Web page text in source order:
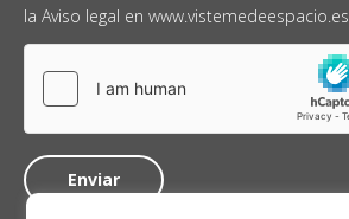
la Aviso legal en www.vistemedeespacio.es